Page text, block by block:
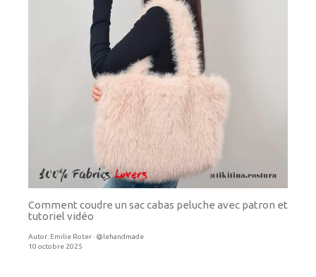
Comment coudre un sac cabas peluche avec patron et
tutoriel vidéo
Autor: Emilie Roter · @lehandmade
10 octobre 2025